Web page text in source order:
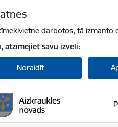
darbotos, tā izmanto
atzīmējiet savu izvēli:
Noraidīt